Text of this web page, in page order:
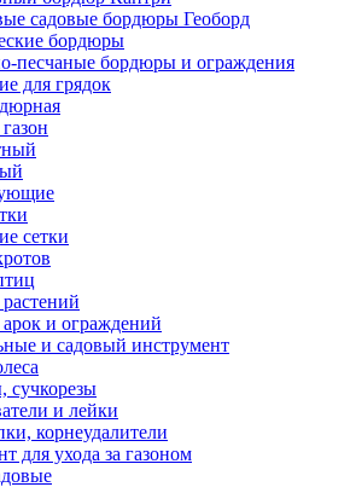
садовые бордюры Геоборд
бордюры
песчаные бордюры и ограждения
для грядок
сетки
и ограждений
и садовый инструмент
сучкорезы
и лейки
корнеудалители
для ухода за газоном